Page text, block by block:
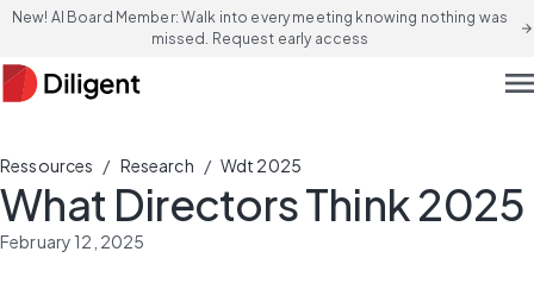
New! AI Board Member: Walk into every meeting knowing nothing was
missed. Request early access
arrow_forward
Ressources / Research / Wdt 2025
What Directors Think 2025
February 12, 2025